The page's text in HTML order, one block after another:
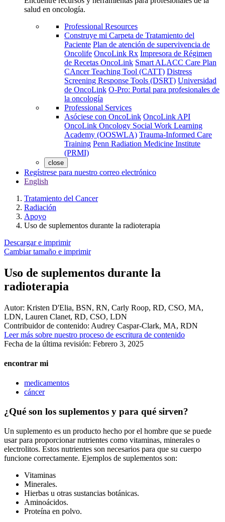
salud en oncología.
Professional Resources
Construye mi Carpeta de Tratamiento del
Paciente Plan de atención de supervivencia de
Oncolife OncoLink Rx Impresora de Régimen
de Recetas OncoLink Smart ALACC Care Plan
CAncer Teaching Tool (CATT) Distress
Screening Response Tools (DSRT) Universidad
de OncoLink O-Pro: Portal para profesionales de
la oncología
Professional Services
Asóciese con OncoLink OncoLink API
OncoLink Oncology Social Work Learning
Academy (OOSWLA) Trauma-Informed Care
Training Penn Radiation Medicine Institute
(PRMI)
close
Regístrese para nuestro correo electrónico
English
Tratamiento del Cancer
Radiación
Apoyo
Uso de suplementos durante la radioterapia
Descargar e imprimir
Cambiar tamaño e imprimir
Uso de suplementos durante la
radioterapia
Autor: Kristen D'Elia, BSN, RN, Carly Roop, RD, CSO, MA,
LDN, Lauren Clanet, RD, CSO, LDN
Contribuidor de contenido: Audrey Caspar-Clark, MA, RDN
Leer más sobre nuestro proceso de escritura de contenido
Fecha de la última revisión: Febrero 3, 2025
encontrar mi
medicamentos
cáncer
¿Qué son los suplementos y para qué sirven?
Un suplemento es un producto hecho por el hombre que se puede
usar para proporcionar nutrientes como vitaminas, minerales o
electrolitos. Estos nutrientes son necesarios para que su cuerpo
funcione correctamente. Ejemplos de suplementos son:
Vitaminas
Minerales.
Hierbas u otras sustancias botánicas.
Aminoácidos.
Proteína en polvo.